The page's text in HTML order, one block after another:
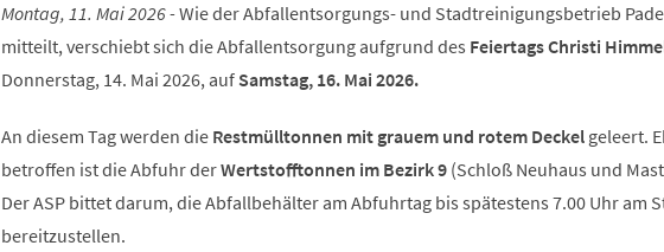
Montag, 11. Mai 2026 -Wie der Abfallentsorgungs- und Stadtreinigungsbetrieb
mitteilt, verschiebt sich die Abfallentsorgung aufgrund des Feiertags Christi
Donnerstag, 14. Mai 2026, auf Samstag, 16. Mai 2026.
An diesem Tag werden die Restmülltonnen mit grauem und rotem Deckelgeleert.
betroffen ist die Abfuhr derWertstofftonnen im Bezirk 9 (Schloß Neuhaus und
Der ASP bittet darum, die Abfallbehälter am Abfuhrtag bis spätestens 7.00 Uhr am
bereitzustellen.